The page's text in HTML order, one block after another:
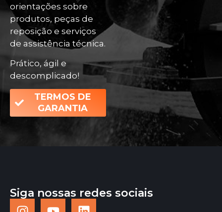
orientações sobre
produtos, peças de
reposição e serviços
de assistência técnica.
Prático, ágil e
descomplicado!
TERMOS DE
GARANTIA
Siga nossas redes sociais